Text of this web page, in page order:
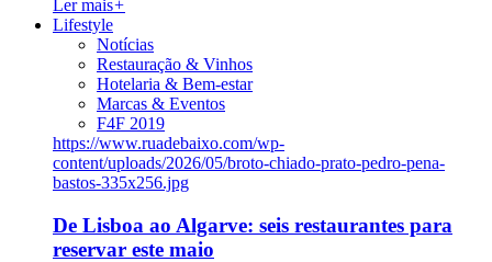
Ler mais+
Lifestyle
Notícias
Restauração & Vinhos
Hotelaria & Bem-estar
Marcas & Eventos
F4F 2019
https://www.ruadebaixo.com/wp-
content/uploads/2026/05/broto-chiado-prato-pedro-pena-
bastos-335x256.jpg
De Lisboa ao Algarve: seis restaurantes para
reservar este maio